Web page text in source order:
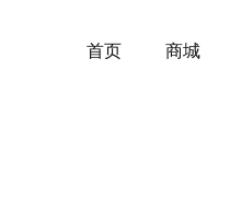
首页 商城